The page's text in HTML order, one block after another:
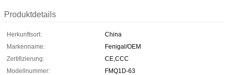
Produktdetails
Herkunftsort:
China
Markenname:
Fenigal/OEM
Zertifizierung:
CE,CCC
Modellnummer:
FMQ1D-63